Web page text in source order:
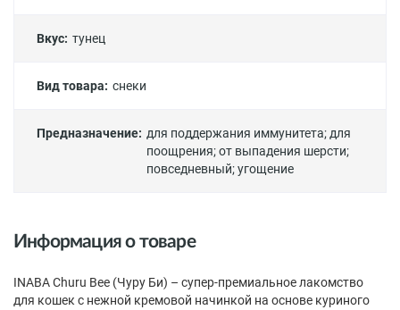
Вкус: тунец
Вид товара: снеки
Предназначение: для поддержания иммунитета;для
поощрения;от выпадения шерсти;
повседневный;угощение
Информация о товаре
INABA Churu Bee (Чуру Би) – супер-премиальное лакомство
для кошек с нежной кремовой начинкой на основе куриного